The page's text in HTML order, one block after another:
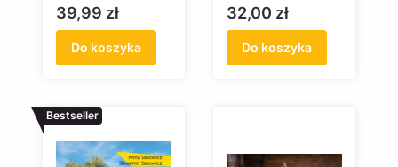
Cena
39,99 zł
Do koszyka
Cena
32,00 zł
Do koszyka
Bestseller